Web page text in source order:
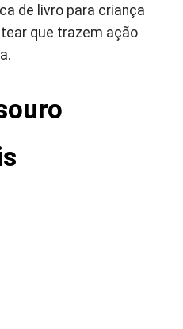
de livro para criança
que trazem ação